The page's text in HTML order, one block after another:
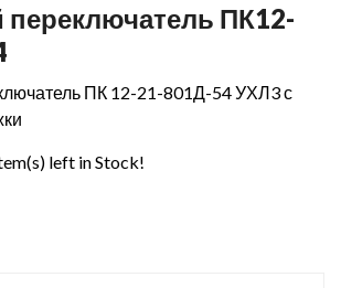
переключатель ПК12-
ПК 12-21-801Д-54 УХЛ3 с
left in Stock!